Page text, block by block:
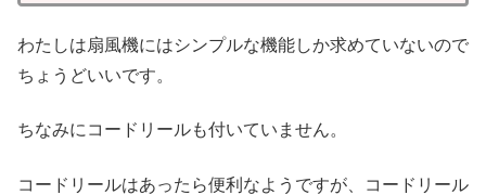
わたしは扇風機にはシンプルな機能しか求めていないので
ちょうどいいです。
ちなみにコードリールも付いていません。
コードリールはあったら便利なようですが、コードリール